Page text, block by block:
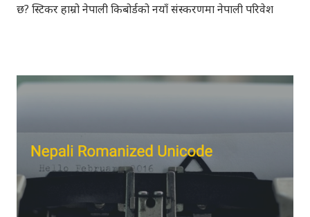
छ? स्टिकर हाम्रो नेपाली किबोर्डको नयाँ संस्करणमा नेपाली परिवेश
इन्स्टाग्राम आदि जुनसुकै एप्लिकेशनमा पनि प्रयोग गर्न मिल्ने यी नेपाली
मैचासमेत गरी आठ किसिमका स्टिकरहरु समावेश गरिएकोछ । हाम्रो
नेपाली किबोर्डको इमोजी खण्डमा गएर यी स्टिकरहरु प्रयोग गर्न सकिन्छ
। थिम हाम्रो नेपाली किबोर्डको यस संस्करणमा नयाँ किबोर्ड थिम पनि
थपिएको छ । हाम्रो नेपाली किबोर्डको सेटिङमा गएर आफूलाई मन पर्ने